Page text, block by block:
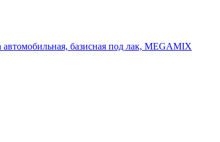
базисная под лак, MEGAMIX